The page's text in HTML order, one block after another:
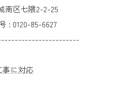
南区七隈2-2-25
: 0120-85-6627
に対応